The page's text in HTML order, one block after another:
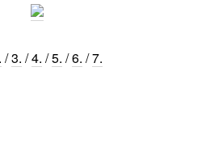
/3. /4. /5. /6. /7.